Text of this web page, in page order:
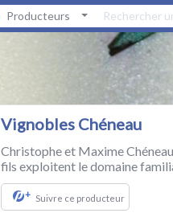
Producteurs
Vignobles Chéneau
Christophe et Maxime
fils exploitent le domaine
+ Suivre ce producteur